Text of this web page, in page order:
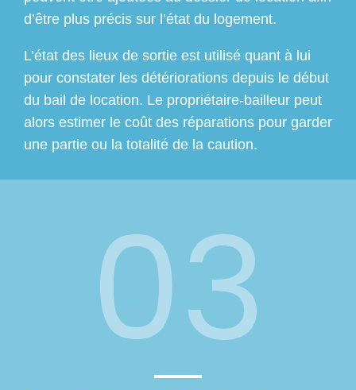
d’être plus précis sur l’état du logement.
L’état des lieux de sortie est utilisé quant à lui
pour constater les détériorations depuis le début
du bail de location. Le propriétaire-bailleur peut
alors estimer le coût des réparations pour garder
une partie ou la totalité de la caution.
03